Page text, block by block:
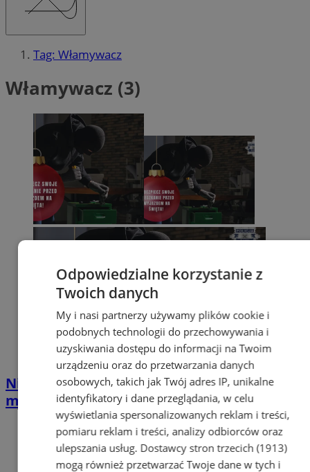
Tag: Włamywacz
Włamywacz (3)
Nie daj szans włamywaczom! Zabezpiecz
mieszkanie przed świątecznym wyjazdem
Odpowiedzialne korzystanie z
Twoich danych
My i nasi partnerzy używamy plików cookie i
podobnych technologii do przechowywania i
uzyskiwania dostępu do informacji na Twoim
urządzeniu oraz do przetwarzania danych
osobowych, takich jak Twój adres IP, unikalne
identyfikatory i dane przeglądania, w celu
wyświetlania spersonalizowanych reklam i treści,
pomiaru reklam i treści, analizy odbiorców oraz
ulepszania usług. Dostawcy stron trzecich (1913)
mogą również przetwarzać Twoje dane w tych i